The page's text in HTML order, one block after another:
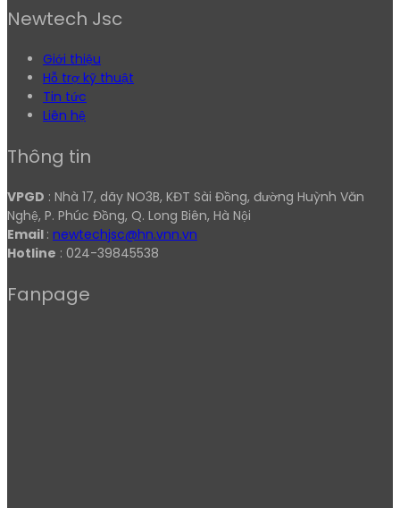
Newtech Jsc
Giới thiệu
Hỗ trợ kỹ thuật
Tin tức
Liên hệ
Thông tin
VPGD : Nhà 17, dãy NO3B, KĐT Sài Đồng, đường Huỳnh Văn
Nghệ, P. Phúc Đồng, Q. Long Biên, Hà Nội
Email : newtechjsc@hn.vnn.vn
Hotline : 024-39845538
Fanpage